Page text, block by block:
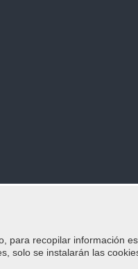
para recopilar información
solo se instalarán las